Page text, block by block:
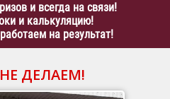
и всегда на связи!
и калькуляцию!
на результат!
ДЕЛАЕМ!